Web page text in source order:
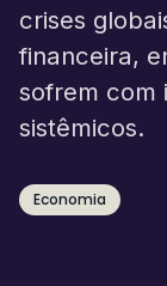
crises
financeira,
sofrem com
sistêmicos.
Economia